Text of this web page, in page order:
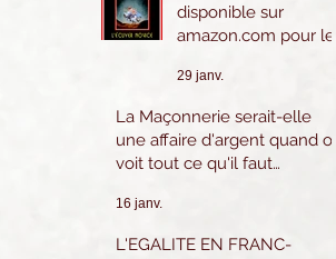
disponible sur
amazon.com pour le
Sur amazon.fr ou
Amazon.be pour la
France et l'Europe.
29 janv.
La Maçonnerie serait-elle
une affaire d'argent quand on
voit tout ce qu'il faut
16 janv.
L'EGALITE EN FRANC-